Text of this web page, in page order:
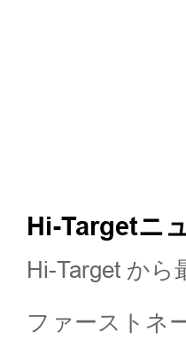
Hi-Targetニ
Hi-Target か
ファーストネ